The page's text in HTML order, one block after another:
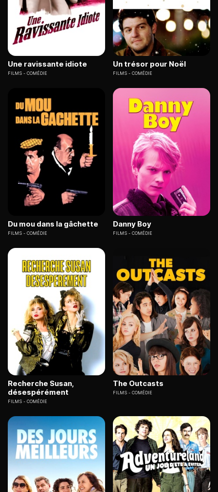
Une ravissante idiote
FILMS COMÉDIE
Un trésor pour Noël
FILMS COMÉDIE
Du mou dans la gâchette
FILMS COMÉDIE
Danny Boy
FILMS COMÉDIE
Recherche Susan,
désespérément
FILMS COMÉDIE
The Outcasts
FILMS COMÉDIE